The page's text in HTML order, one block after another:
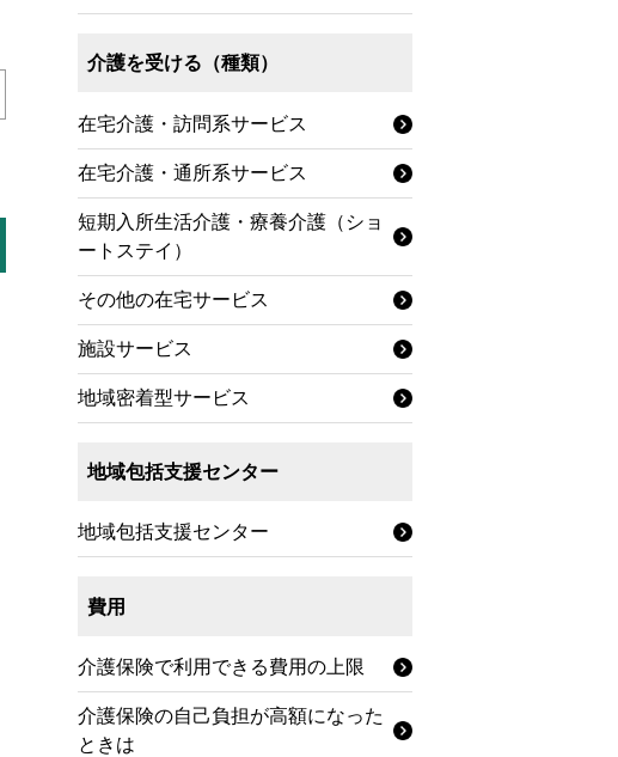
介護を受ける（種類）
在宅介護・訪問系サービス
在宅介護・通所系サービス
短期入所生活介護・療養介護（ショ
ートステイ）
その他の在宅サービス
施設サービス
地域密着型サービス
地域包括支援センター
地域包括支援センター
費用
介護保険で利用できる費用の上限
介護保険の自己負担が高額になった
ときは